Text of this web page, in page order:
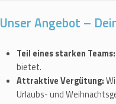
Unser Angebot –
Teil eines starken Teams:
bietet.
Attraktive Vergütung:
Urlaubs- und